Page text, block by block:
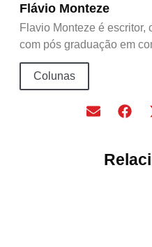
Flávio Monteze
Flavio Monteze é escritor,
com pós graduação em
Colunas